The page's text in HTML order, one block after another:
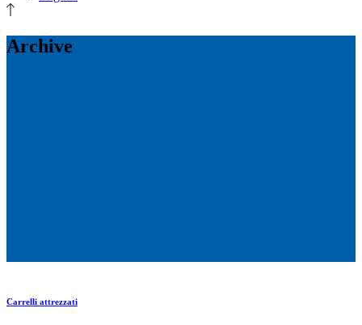
Archive
Carrelli attrezzati